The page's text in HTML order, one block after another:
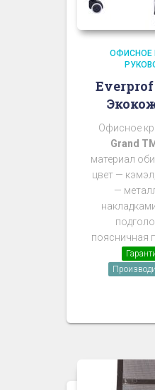
ОФИСНОЕ
Офисное
Grand
материал
цвет —
—
поясничная